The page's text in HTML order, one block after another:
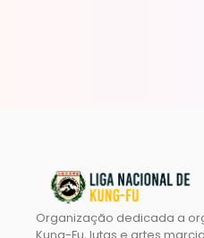
Organização dedicada a